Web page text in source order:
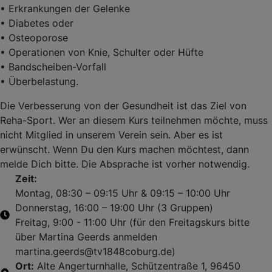
• Erkrankungen der Gelenke
• Diabetes oder
• Osteoporose
• Operationen von Knie, Schulter oder Hüfte
• Bandscheiben-Vorfall
• Überbelastung.
Die Verbesserung von der Gesundheit ist das Ziel von
Reha-Sport. Wer an diesem Kurs teilnehmen möchte, muss
nicht Mitglied in unserem Verein sein. Aber es ist
erwünscht. Wenn Du den Kurs machen möchtest, dann
melde Dich bitte. Die Absprache ist vorher notwendig.
Zeit:
Montag, 08:30 – 09:15 Uhr & 09:15 – 10:00 Uhr
Donnerstag, 16:00 – 19:00 Uhr (3 Gruppen)
Freitag, 9:00 - 11:00 Uhr (für den Freitagskurs bitte
über Martina Geerds anmelden
martina.geerds@tv1848coburg.de)
Ort: Alte Angerturnhalle, Schützentraße 1, 96450